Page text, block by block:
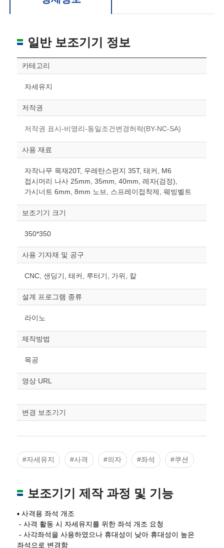
일반 보조기기 정보
카테고리
자세유지
저작권
저작권 표시-비영리-동일조건변경허락(BY-NC-SA)
사용 재료
자작나무 목재20T, 우레탄스펀지 35T, 태커, M6
접시머리 나사 25mm, 35mm, 40mm, 레자(검정),
가시너트 6mm, 8mm 노브, 스프레이접착제, 웨빙벨트
보조기기 크기
350*350
사용 기자재 및 공구
CNC, 샌딩기, 태커, 루터기, 가위, 칼
설계 프로그램 종류
라이노
제작방법
목공
영상 URL
변경 보조기기
#자세유지 #사격 #의자 #좌석 #쿠션
보조기기 제작 과정 및 기능
▪ 사격용 좌석 개조
-사격 활동 시 자세유지를 위한 좌석 개조 요청
-사각좌석을 사용하였으나 휴대성이 낮아 휴대성이 높은
좌석으로 변경함